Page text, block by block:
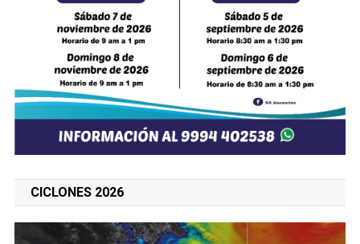
CICLONES 2026